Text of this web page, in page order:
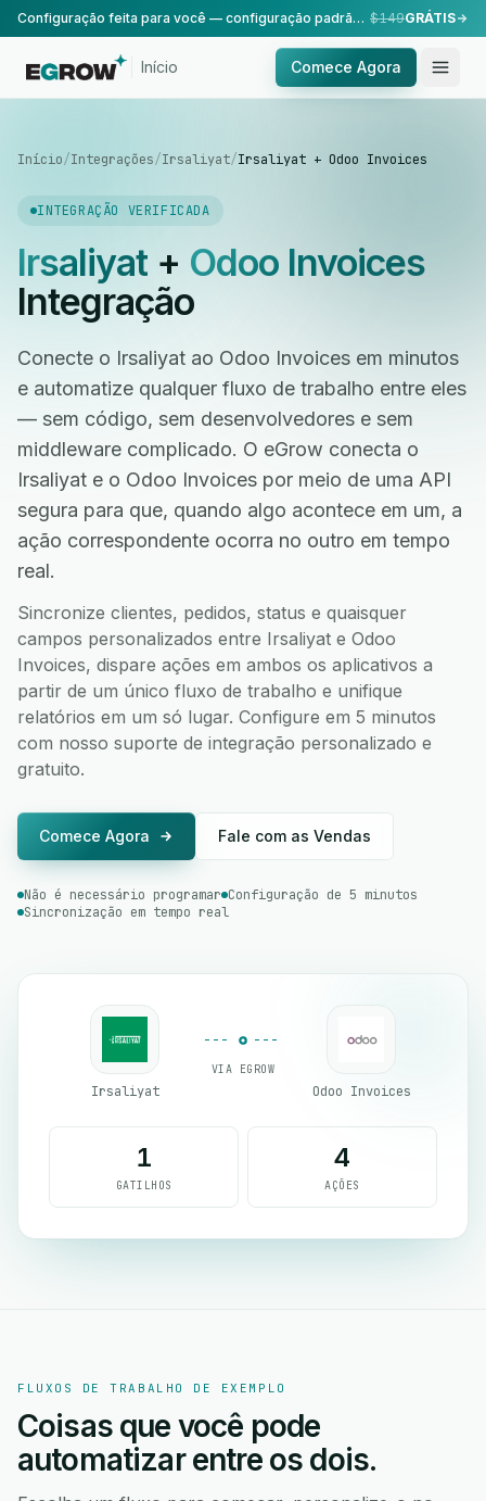
Configuração feita para você — configuração padrão, realizada pela nossa equipe. $149GRÁTIS
Início Comece Agora
Início/Integrações/Irsaliyat/Irsaliyat + Odoo Invoices
INTEGRAÇÃO VERIFICADA
Irsaliyat+ Odoo Invoices
Integração
Conecte o Irsaliyat ao Odoo Invoices em minutos
e automatize qualquer fluxo de trabalho entre eles
— sem código, sem desenvolvedores e sem
middleware complicado. O eGrow conecta o
Irsaliyat e o Odoo Invoices por meio de uma API
segura para que, quando algo acontece em um, a
ação correspondente ocorra no outro em tempo
real.
Sincronize clientes, pedidos, status e quaisquer
campos personalizados entre Irsaliyat e Odoo
Invoices, dispare ações em ambos os aplicativos a
partir de um único fluxo de trabalho e unifique
relatórios em um só lugar. Configure em 5 minutos
com nosso suporte de integração personalizado e
gratuito.
Comece Agora Fale com as Vendas
Não é necessário programar Configuração de 5 minutos
Sincronização em tempo real
Irsaliyat
VIA EGROW
Odoo Invoices
1
GATILHOS
4
AÇÕES
FLUXOS DE TRABALHO DE EXEMPLO
Coisas que você pode
automatizar entre os dois.